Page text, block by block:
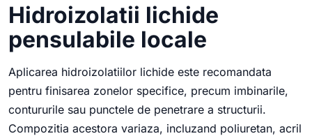
Hidroizolatii lichide
pensulabile locale
Aplicarea hidroizolatiilor lichide este recomandata
pentru finisarea zonelor specifice, precum imbinarile,
contururile sau punctele de penetrare a structurii.
Compozitia acestora variaza, incluzand poliuretan, acril